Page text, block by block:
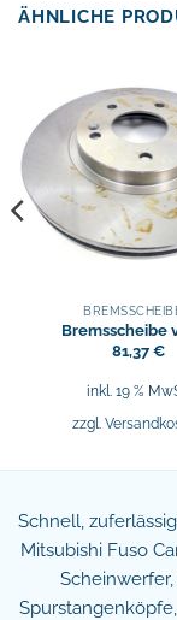
ÄHNLICHE
Bremsscheibe
81,37€
inkl. 19 %
zzgl.
Schnell,
Mitsubishi Fuso